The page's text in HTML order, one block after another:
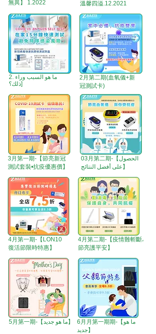
無異】 1.2022
溫馨四溢.12.2021
2. ما هو السبب وراء
ذلك؟]
2月第二期(血氧儀+新
冠測試卡)
3月第一期-【節亮新冠
測試套裝•抗疫優惠價】
03月第二期-【الحصول
على أفضل النتائج】
4月第一期-【LON10
復活節限時特惠】
4月第二期-【疫情難斬斷،
節亮護平安】
5月第一期-【ما هو جديد】
6月月第一期期-【ما هو
جديد】